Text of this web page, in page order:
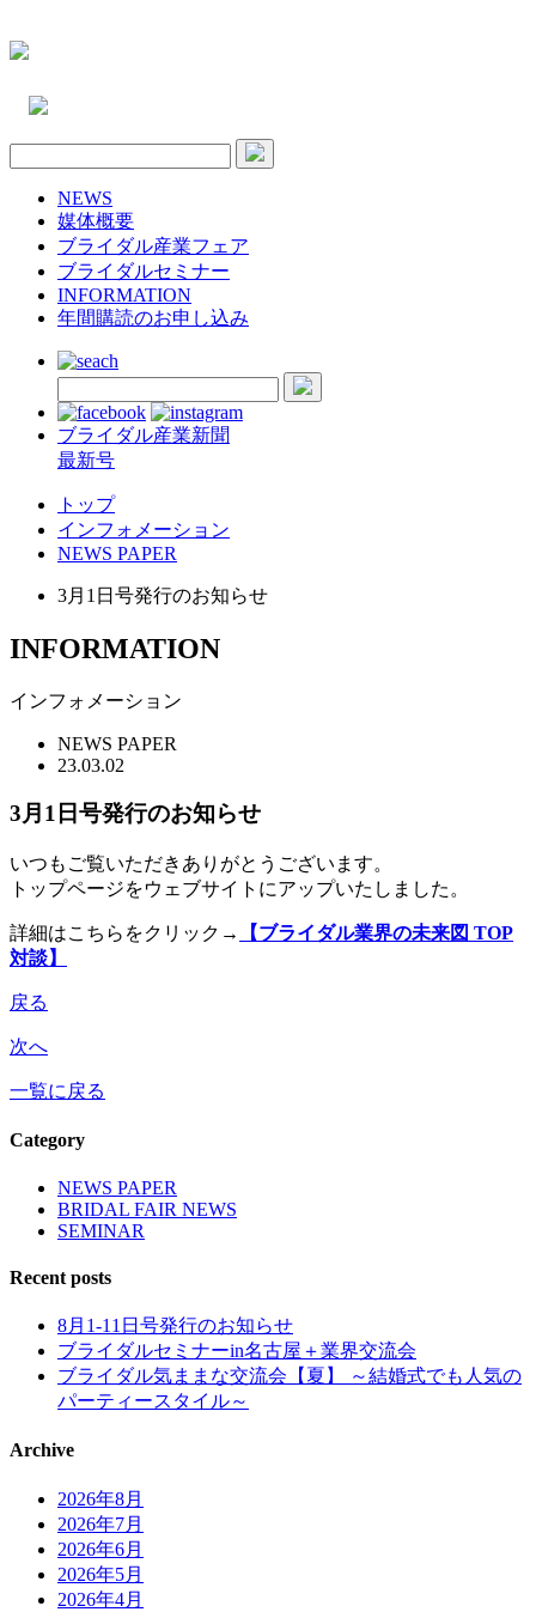
NEWS
媒体概要
ブライダル産業フェア
ブライダルセミナー
INFORMATION
年間購読のお申し込み
ブライダル産業新聞
最新号
トップ
インフォメーション
NEWS PAPER
3月1日号発行のお知らせ
INFORMATION
インフォメーション
NEWS PAPER
23.03.02
3月1日号発行のお知らせ
いつもご覧いただきありがとうございます。
トップページをウェブサイトにアップいたしました。
詳細はこちらをクリック→
【ブライダル業界の未来図 TOP
対談】
戻る
次へ
一覧に戻る
Category
NEWS PAPER
BRIDAL FAIR NEWS
SEMINAR
Recent posts
8月1-11日号発行のお知らせ
ブライダルセミナーin名古屋＋業界交流会
ブライダル気ままな交流会【夏】 ～結婚式でも人気の
パーティースタイル～
Archive
2026年8月
2026年7月
2026年6月
2026年5月
2026年4月